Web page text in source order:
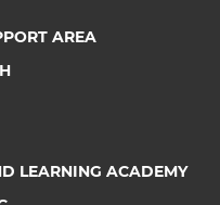
AREA
LEARNING ACADEMY